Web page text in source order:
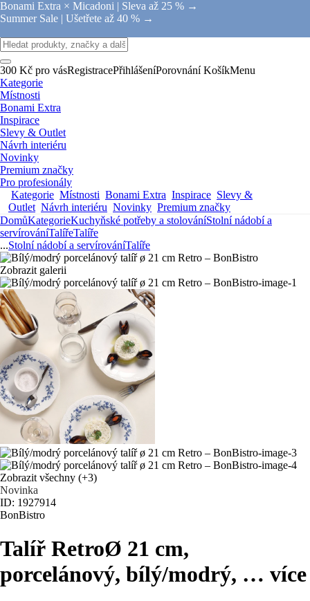
Bonami Extra × Micadoni | Sleva až 25 % →
Summer Sale | Ušetřete až 40 % →
300 Kč pro vásRegistracePřihlášeníPorovnání KošíkMenu
Kategorie
Místnosti
Bonami Extra
Inspirace
Slevy & Outlet
Návrh interiéru
Novinky
Premium značky
Pro profesionály
Kategorie Místnosti Bonami Extra Inspirace Slevy &
Outlet Návrh interiéru Novinky Premium značky
DomůKategorieKuchyňské potřeby a stolováníStolní nádobí a
servírováníTalířeTalíře
...Stolní nádobí a servírováníTalíře
Zobrazit galerii
Zobrazit všechny (+3)
Novinka
ID: 1927914
BonBistro
Talíř RetroØ 21 cm,
porcelánový, bílý/modrý, … více